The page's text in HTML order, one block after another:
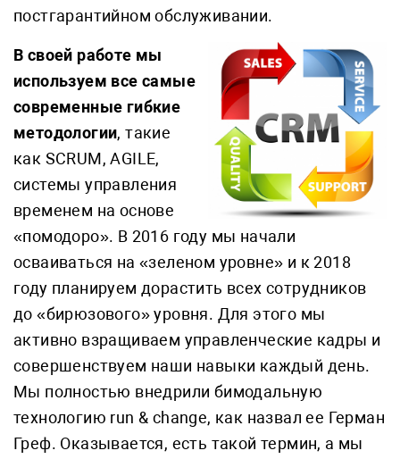
постгарантийном обслуживании.
В своей работе мы
используем все самые
современные гибкие
методологии, такие
как SCRUM, AGILE,
системы управления
временем на основе
«помодоро». В 2016 году мы начали
осваиваться на «зеленом уровне» и к 2018
году планируем дорастить всех сотрудников
до «бирюзового» уровня. Для этого мы
активно взращиваем управленческие кадры и
совершенствуем наши навыки каждый день.
Мы полностью внедрили бимодальную
технологию run & change, как назвал ее Герман
Греф. Оказывается, есть такой термин, а мы